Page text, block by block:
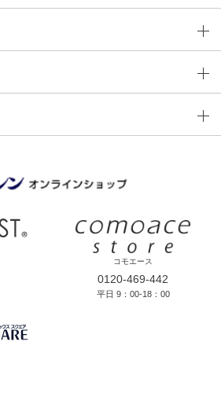
コモエース
0120-469-442
平日 9：00-18：00